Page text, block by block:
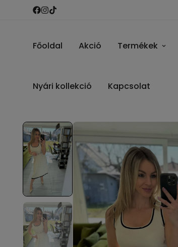
Főoldal Akció Termékek
Nyári kollekció Kapcsolat